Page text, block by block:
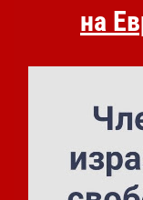
на